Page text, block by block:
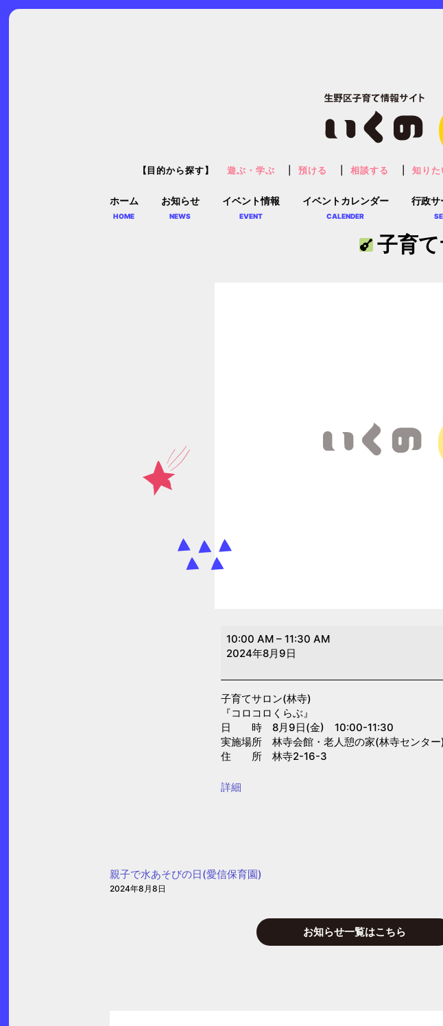
ホーム
HOME
お知らせ
NEWS
イベント情報
EVENT
イベントカレンダー
CALENDER
行政サ
【目的から探す】 遊ぶ・学ぶ 預ける 相談する 知りた
子育
子
育
ロ
ン
(林
寺)
10:00 AM – 11:30 AM
2024年8月9日
子育てサロン(林寺)
『コロコロくらぶ』
日 時 8月9日(金) 10:00-11:30
実施場所 林寺会館・老人憩の家(林寺センター
住 所 林寺2-16-3
{title}
詳細
親子で水あそびの日(愛信保育園)
2024年8月8日
お知らせ一覧はこちら